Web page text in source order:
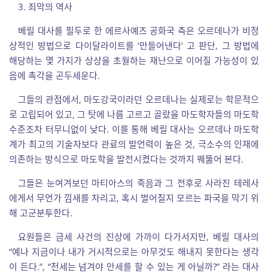
3. 죄악의 역사
베릴 대사를 필두로 한 에르사예즈 공화국 측은 오르데나가 비정
상적인 방법으로 다이달라이트를 ‘만들어낸다’ 고 판단, 그 방법에
해당하는 몇 가지가 상상을 초월하는 재난으로 이어질 가능성이 있
음에 촉각을 곤두세운다.
그들의 관점에서, 마도강국이라던 오르데나는 실제로는 학문적으
로 고립되어 있고, 그 탓에 나름 고르고 골랐을 마도학자들의 마도학
수준조차 터무니없이 낮다. 이를 통해 베릴 대사는 오르데나 마도학
계가 최고의 기술자보다 관료의 발언력이 높은 것, 극소수의 인재에
의존하는 방식으로 마도학을 발전시켰다는 것까지 꿰뚫어 본다.
그들은 눈여겨보던 마티아스의 죽음과 그 전후로 사라진 테레사
에게서 무언가 낌새를 차리고, 혹시 벌어질지 모르는 파국을 막기 위
해 고군분투한다.
요원들은 금세 사건의 진상에 가까이 다가서지만, 베릴 대사의
“예나 지금이나 내가 거시적으로는 아무것도 해내지 못한다는 생각
이 든다.”, “천세는 넘겨야 만세를 할 수 있는 게 아닐까?” 라는 대사